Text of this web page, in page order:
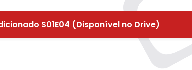
S01E04 (Disponível no Drive)